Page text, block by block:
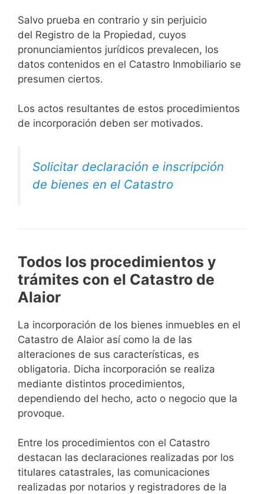
Salvo prueba en contrario y sin perjuicio
del Registro de la Propiedad, cuyos
pronunciamientos jurídicos prevalecen, los
datos contenidos en el Catastro Inmobiliario se
presumen ciertos.
Los actos resultantes de estos procedimientos
de incorporación deben ser motivados.
Solicitar declaración e inscripción
de bienes en el Catastro
Todos los procedimientos y
trámites con el Catastro de
Alaior
La incorporación de los bienes inmuebles en el
Catastro de Alaior así como la de las
alteraciones de sus características, es
obligatoria. Dicha incorporación se realiza
mediante distintos procedimientos,
dependiendo del hecho, acto o negocio que la
provoque.
Entre los procedimientos con el Catastro
destacan las declaraciones realizadas por los
titulares catastrales, las comunicaciones
realizadas por notarios y registradores de la